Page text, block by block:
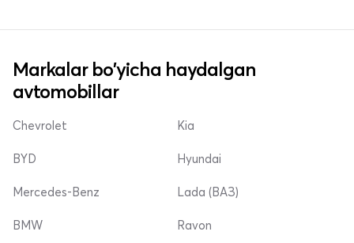
Markalar bo'yicha haydalgan
avtomobillar
Chevrolet
BYD
Mercedes-Benz
Kia
Hyundai
Lada (ВАЗ)
BMW Ravon